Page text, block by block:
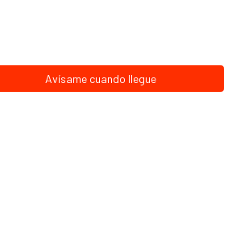
Avísame cuando llegue